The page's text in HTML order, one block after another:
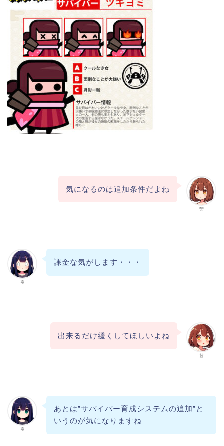
茜
気になるのは追加条件だよね
奏
課金な気がします・・・
茜
出来るだけ緩くしてほしいよね
奏
あとは”サバイバー育成システムの追加”と
いうのが気になりますね